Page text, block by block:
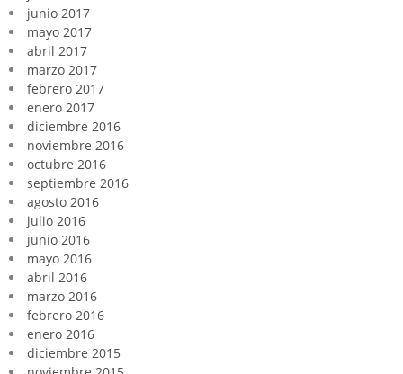
junio 2017
mayo 2017
abril 2017
marzo 2017
febrero 2017
enero 2017
diciembre 2016
noviembre 2016
octubre 2016
septiembre 2016
agosto 2016
julio 2016
junio 2016
mayo 2016
abril 2016
marzo 2016
febrero 2016
enero 2016
diciembre 2015